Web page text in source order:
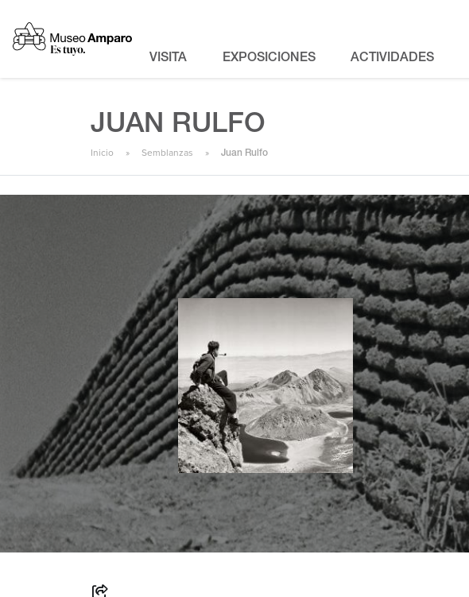
VISITA EXPOSICIONES ACTIVIDADES
JUAN RULFO
Inicio Semblanzas Juan Rulfo